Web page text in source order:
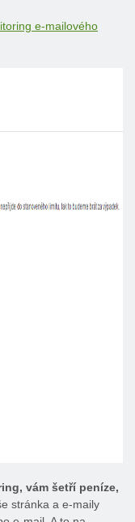
e-mailového
vám šetří peníze,
stránka a e-maily